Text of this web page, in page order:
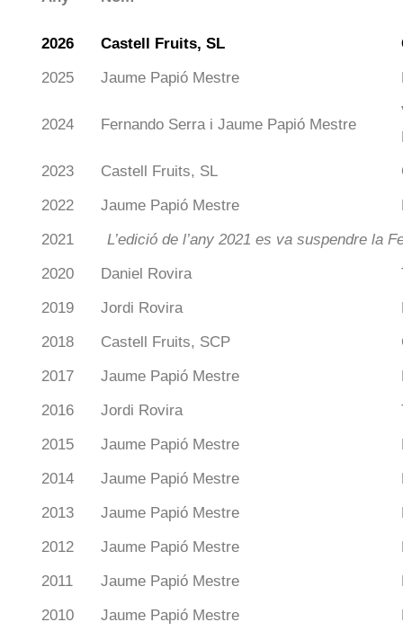
2026 Castell Fruits, SL
2025
Jaume Papió Mestre
2024 Fernando Serra i Jaume Papió Mestre
2023
Castell Fruits, SL
2022
Jaume Papió Mestre
2021
L’edició de l’any 2021 es va suspendre la
2020
Daniel Rovira
2019
Jordi Rovira
2018
Castell Fruits, SCP
2017
Jaume Papió Mestre
2016
Jordi Rovira
2015
Jaume Papió Mestre
2014
Jaume Papió Mestre
2013
Jaume Papió Mestre
2012
Jaume Papió Mestre
2011
Jaume Papió Mestre
2010
Jaume Papió Mestre